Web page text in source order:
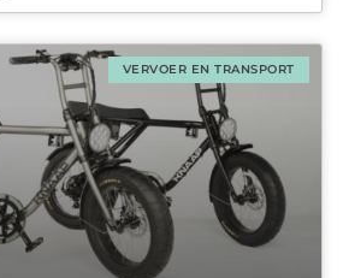
VERVOER EN TRANSPORT